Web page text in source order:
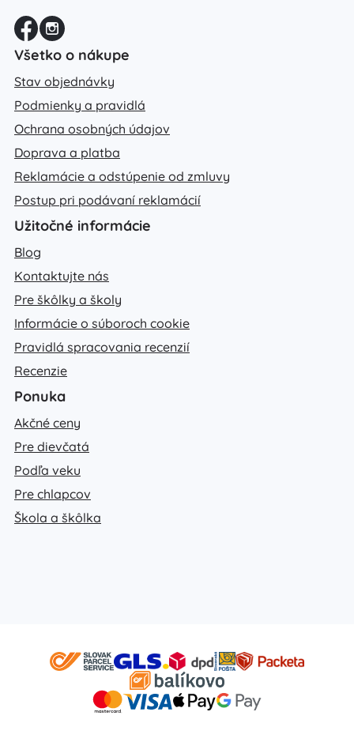
Všetko o nákupe
Stav objednávky
Podmienky a pravidlá
Ochrana osobných údajov
Doprava a platba
Reklamácie a odstúpenie od zmluvy
Postup pri podávaní reklamácií
Užitočné informácie
Blog
Kontaktujte nás
Pre škôlky a školy
Informácie o súboroch cookie
Pravidlá spracovania recenzií
Recenzie
Ponuka
Akčné ceny
Pre dievčatá
Podľa veku
Pre chlapcov
Škola a škôlka